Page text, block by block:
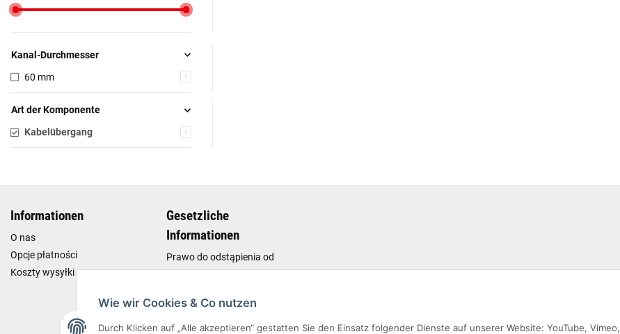
Kanal-Durchmesser
60 mm
1
Art der Komponente
Kabelübergang
1
Informationen
O nas
Opcje płatności
Koszty wysyłki
Gesetzliche
Informationen
Prawo do odstąpienia od
umowy
Polityka prywatności
Reklamacje i zwroty
Wie wir Cookies & Co nutzen
Durch Klicken auf „Alle akzeptieren“ gestatten Sie den Einsatz folgender Dienste auf unserer Website: YouTube, Vimeo,